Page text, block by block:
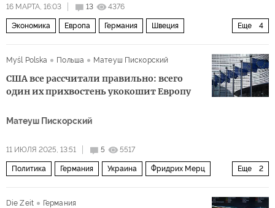
16 МАРТА, 16:03 13 4376
Еще 4
Экономика Европа Германия Швеция
Myśl Polska
Польша Матеуш Пискорский
США все рассчитали правильно: всего
один их прихвостень укокошит Европу
Матеуш Пискорский
11 ИЮЛЯ 2025, 13:51 5 5517
Еще 2
Политика Германия Украина Фридрих Мерц
Die Zeit
Германия